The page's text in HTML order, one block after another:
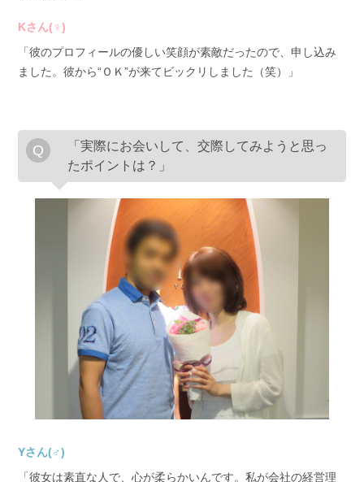
Kさん(♀)
「彼のプロフィールの優しい笑顔が素敵だったので、申し込み
ました。彼から“ＯＫ”が来てビックリしました（笑）」
「実際にお会いして、交際してみようと思っ
たポイントは？」
Yさん(♂)
「彼女は素直な人で、心が柔らかいんです。私が会社の経営理